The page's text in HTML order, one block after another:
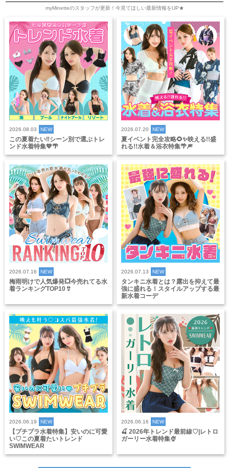
myMinetteのスタッフが更新！今見てほしい最新情報をUP★
2026.08.03 NEW
この夏着たい‼️シーン別で選ぶトレ
ンド水着特集💙🌴
2026.07.20 NEW
夏イベント完全攻略🌻✨映える!!盛
れる!!水着＆浴衣特集🌴🎆
2026.07.16 NEW
梅雨明けで人気爆発💥今売れてる水
着ランキングTOP10👙
2026.07.13 NEW
タンキニ水着とは？露出を抑えて最
強に盛れる！スタイルアップする最
新水着コーデ
2026.06.19 NEW
【プチプラ水着特集】安いのに可愛
い♡この夏着たいトレンド
SWIMWEAR
2026.06.16 NEW
🍒 2026年トレンド最前線♡|レトロ
ガーリー水着特集🍨